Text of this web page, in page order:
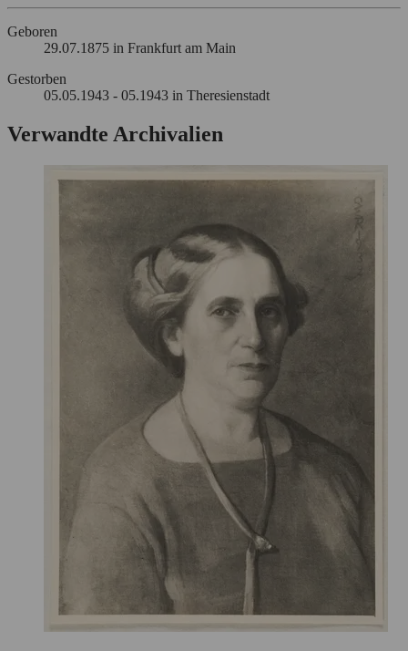
Geboren
29.07.1875 in Frankfurt am Main
Gestorben
05.05.1943 - 05.1943 in Theresienstadt
Verwandte Archivalien